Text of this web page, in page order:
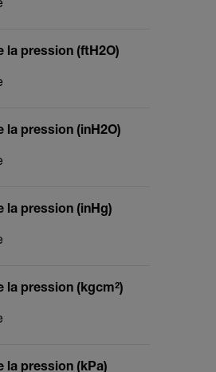
la pression (ftH2O)
la pression (inH2O)
la pression (inHg)
la pression (kgcm²)
la pression (kPa)